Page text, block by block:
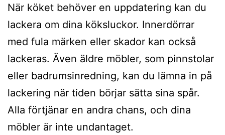
När köket behöver en uppdatering kan du
lackera om dina köksluckor. Innerdörrar
med fula märken eller skador kan också
lackeras. Även äldre möbler, som pinnstolar
eller badrumsinredning, kan du lämna in på
lackering när tiden börjar sätta sina spår.
Alla förtjänar en andra chans, och dina
möbler är inte undantaget.